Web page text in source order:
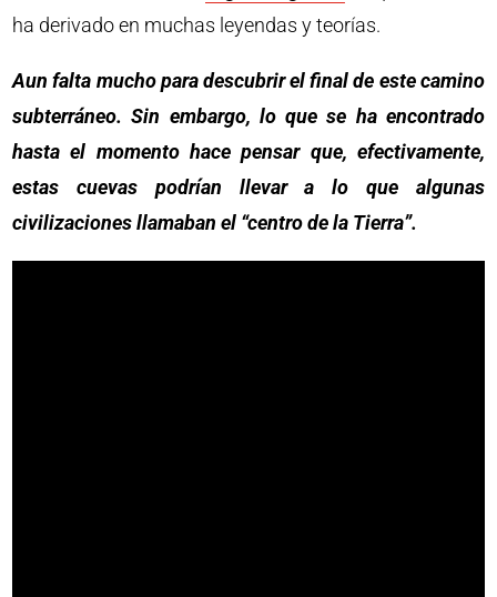
ha derivado en muchas leyendas y teorías.
Aun falta mucho para descubrir el final de este camino
subterráneo. Sin embargo, lo que se ha encontrado
hasta el momento hace pensar que, efectivamente,
estas cuevas podrían llevar a lo que algunas
civilizaciones llamaban el “centro de la Tierra”.